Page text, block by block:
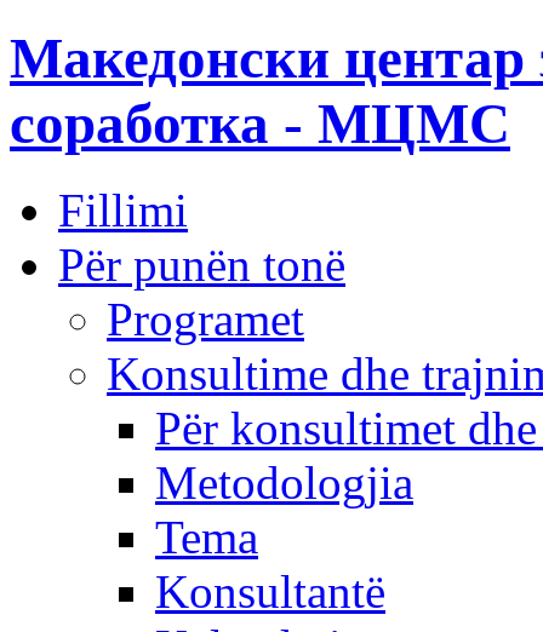
Македонски центар
соработка - МЦМС
Fillimi
Për punën tonë
Programet
Konsultime dhe
Për konsultimet
Metodologjia
Tema
Konsultantë